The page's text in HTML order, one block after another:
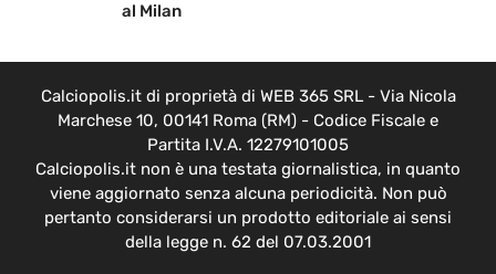
al Milan
Calciopolis.it di proprietà di WEB 365 SRL - Via Nicola
Marchese 10, 00141 Roma (RM) - Codice Fiscale e
Partita I.V.A. 12279101005
Calciopolis.it non è una testata giornalistica, in quanto
viene aggiornato senza alcuna periodicità. Non può
pertanto considerarsi un prodotto editoriale ai sensi
della legge n. 62 del 07.03.2001